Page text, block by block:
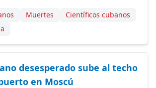
Muertes
Científicos cubanos
desesperado sube al techo
en Moscú